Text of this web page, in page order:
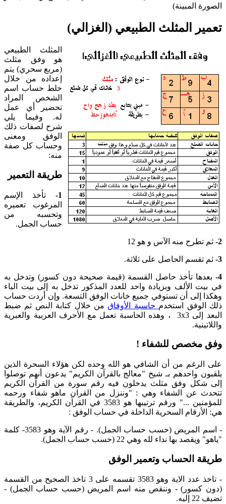
الصورة المبينة)
تعمير المثلث الطبيعي (الغزالي)
المثلث الطبيعي
هو وفق مثلث
(مربع سحري) يتم
إعداده من خلال
خلط حساب اسم
الشخص المراد
تحضير أي عمل
له. وفيما يلي
شرح لصفات ذلك
الوفق ومعنى
وحساب كل صفة
منه:
طريقة التعمير
1-
تأخذ الإسم
المرغوب تعميره
وتحسبه من
حساب الجمل.
2- ثم تطرح منه الآس و هو 12
3- ثم تقسم الحاصل على ثلاثة.
4-
بعدها تأخذ حاصل القسمة (قيمة صحيحة دون كسور) وتدخل به
في بيت الألف وبزيادة واحد للعدد المذكور تدخل به إلى بيت الباء
وهكذا إلى أن تستوفي جميع خانات الوفق التسعة. وإن أردت حساب
ذلك الوفق استخدم حاسبة الأوفاق من خلال كتابة النص ثم ضبط
البعد إلى 3x3 ، وهذه الحاسبة تعمل مع الأحرف العربية والعبرية
واللاتينية.
وفق مخصص للشفاء !
على الرغم من أن الشافي هو الله وحده لكن هؤلاء السحرة الذين
يلقبون واحدهم بـ شيخ "معالج بالقرآن الكريم" يدعون أنهم توصلوا
إلى شكل وفق مثلث يدخلون فيه رقم سورة من القرآن الكريم
تتحدث عن الشفاء وهي : "وننزل من القران ماهو شفاء ورحمه
للمؤمنين ..."
ورقم ترتيبها هو 3583 في القرآن الكريم، والطريقة
هي: الأرقام السحرية الداخلة في حساب الوفق :
- اسم المريض (حسب حساب الجمل). - رقم الآية وهو 3583- كلمة
"ياهو" ويقصد بها نداء لله وهي 22 (حسب حساب الجمل).
طريقة الحساب وتعمير الوفق
- تاخذ عدد الاية وهو 3583 تقسمه على 3 تاخذ الصحيح من القسمة
(دون كسور) - وننقص منه اسم المريض (حسب حساب الجمل) -
تضيف 22 إليه.